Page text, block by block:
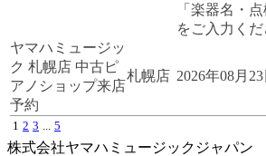
「楽器名・
をご入力くだ
ヤマハミュージッ
ク 札幌店 中古ピ
アノショップ来店
予約
札幌店 2026年08月
1 2 3 5
株式会社ヤマハミュージックジャパン